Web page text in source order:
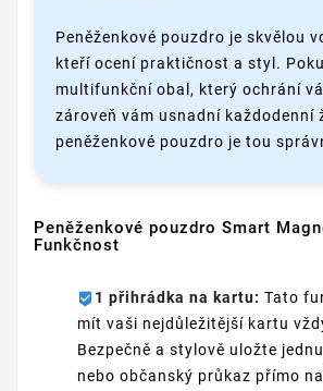
Peněženkové pouzdro je skvělou
kteří ocení praktičnost a styl.
multifunkční obal, který ochrání
zároveň vám usnadní každodenní
peněženkové pouzdro je tou
Peněženkové pouzdro Smart
Funkčnost
1 přihrádka na kartu: Tato
mít vaši nejdůležitější kartu
Bezpečně a stylově uložte
nebo občanský průkaz přímo